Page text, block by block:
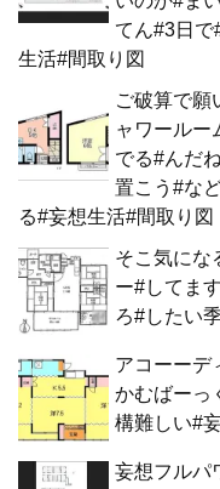
てん#3日で
生活#間取り図
ご破算で願
ャワールー
でる#んだ
置こう#な
る#妄想生活#間取り図
そこ気にな
ー#してま
ろ#したい
アコーーデ
かむばーっ
構難しい#
妄想フルパ